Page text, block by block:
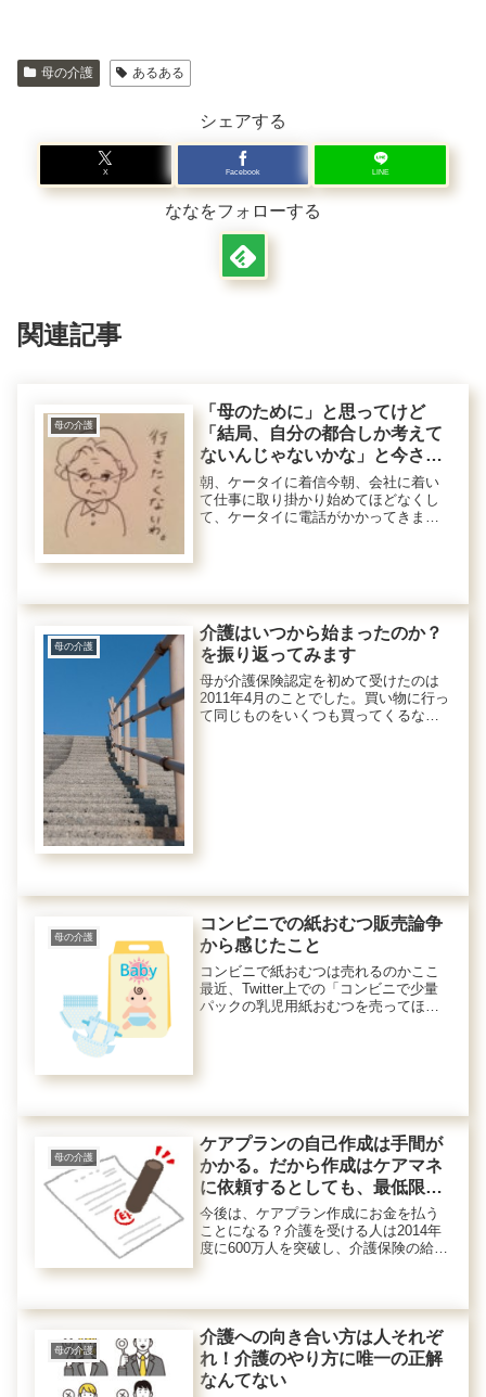
母の介護 あるある
シェアする
X Facebook LINE
ななをフォローする
関連記事
母の介護
「母のために」と思ってけど
「結局、自分の都合しか考えて
ないんじゃないかな」と今さら
ながら思ったこと
朝、ケータイに着信今朝、会社に着い
て仕事に取り掛かり始めてほどなくし
て、ケータイに電話がかかってきまし
デ...
母の介護
介護はいつから始まったのか？
を振り返ってみます
母が介護保険認定を初めて受けたのは
2011年4月のことでした。買い物に行っ
て同じものをいくつも買ってくるな
母の介護
コンビニでの紙おむつ販売論争
から感じたこと
コンビニで紙おむつは売れるのかここ
最近、Twitter上での「コンビニで少量
パックの乳児用紙おむつを売ってほし
母の介護
ケアプランの自己作成は手間が
かかる。だから作成はケアマネ
に依頼するとしても、最低限の
知識は身につけよう。
今後は、ケアプラン作成にお金を払う
ことになる？介護を受ける人は2014年
度に600万人を突破し、介護保険の給付
め、厚生労働省は、ケアプラン...
母の介護
介護への向き合い方は人それぞ
れ！介護のやり方に唯一の正解
なんてない